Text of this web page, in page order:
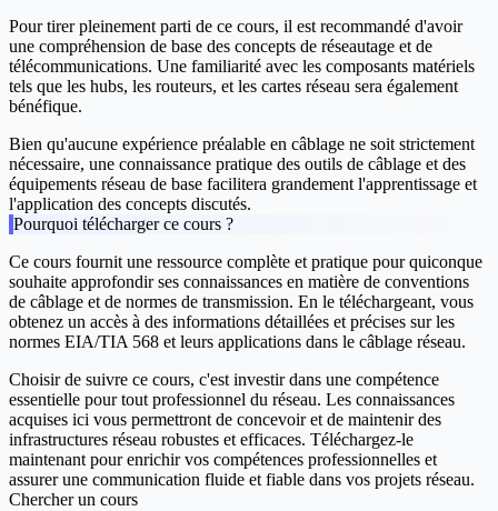
Pour tirer pleinement parti de ce cours, il est recommandé d'avoir
une compréhension de base des concepts de réseautage et de
télécommunications. Une familiarité avec les composants matériels
tels que les hubs, les routeurs, et les cartes réseau sera également
bénéfique.
Bien qu'aucune expérience préalable en câblage ne soit strictement
nécessaire, une connaissance pratique des outils de câblage et des
équipements réseau de base facilitera grandement l'apprentissage et
l'application des concepts discutés.
Pourquoi télécharger ce cours ?
Ce cours fournit une ressource complète et pratique pour quiconque
souhaite approfondir ses connaissances en matière de conventions
de câblage et de normes de transmission. En le téléchargeant, vous
obtenez un accès à des informations détaillées et précises sur les
normes EIA/TIA 568 et leurs applications dans le câblage réseau.
Choisir de suivre ce cours, c'est investir dans une compétence
essentielle pour tout professionnel du réseau. Les connaissances
acquises ici vous permettront de concevoir et de maintenir des
infrastructures réseau robustes et efficaces. Téléchargez-le
maintenant pour enrichir vos compétences professionnelles et
assurer une communication fluide et fiable dans vos projets réseau.
Chercher un cours